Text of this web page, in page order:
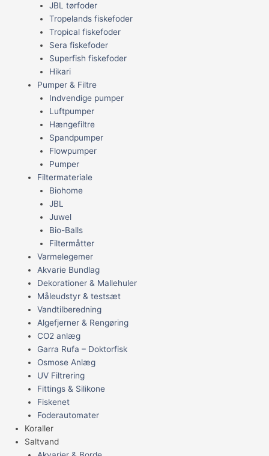
JBL tørfoder
Tropelands fiskefoder
Tropical fiskefoder
Sera fiskefoder
Superfish fiskefoder
Hikari
Pumper & Filtre
Indvendige pumper
Luftpumper
Hængefiltre
Spandpumper
Flowpumper
Pumper
Filtermateriale
Biohome
JBL
Juwel
Bio-Balls
Filtermåtter
Varmelegemer
Akvarie Bundlag
Dekorationer & Mallehuler
Måleudstyr & testsæt
Vandtilberedning
Algefjerner & Rengøring
CO2 anlæg
Garra Rufa – Doktorfisk
Osmose Anlæg
UV Filtrering
Fittings & Silikone
Fiskenet
Foderautomater
Koraller
Saltvand